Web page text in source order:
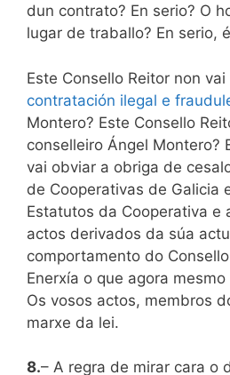
dun contrato? En serio? O
lugar de traballo? En serio,
Este Consello Reitor non
contratación ilegal e
Montero? Este Consello
conselleiro Ángel Montero?
vai obviar a obriga de
de Cooperativas de Galicia
Estatutos da Cooperativa e
actos derivados da súa
comportamento do
Enerxía o que agora
Os vosos actos, membros
marxe da lei.
8.– A regra de mirar cara o